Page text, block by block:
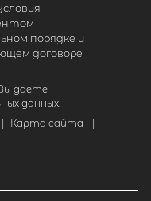
порядке и
договоре
даете
данных.
| Карта сайта
|